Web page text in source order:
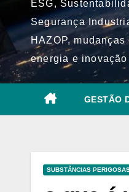
ESG,
Segurança
HAZOP,
energia e inovação
GESTÃO
SUBSTÂNCIAS